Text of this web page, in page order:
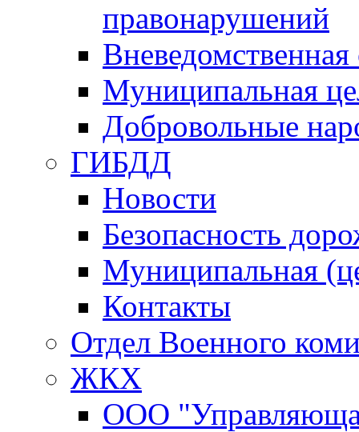
правонарушений
Вневедомственная
Муниципальная
Добровольные
ГИБДД
Новости
Безопасность
Муниципальная
Контакты
Отдел Военного
ЖКХ
ООО